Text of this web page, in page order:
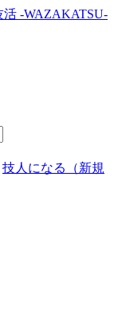
技人になる（新規